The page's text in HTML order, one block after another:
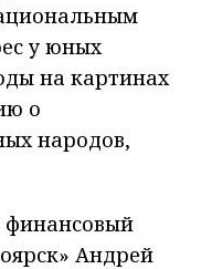
у юных
на картинах
о
народов,
финансовый
Андрей